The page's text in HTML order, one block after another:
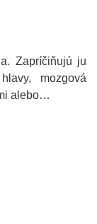
Zapríčiňujú ju
mozgová
alebo…